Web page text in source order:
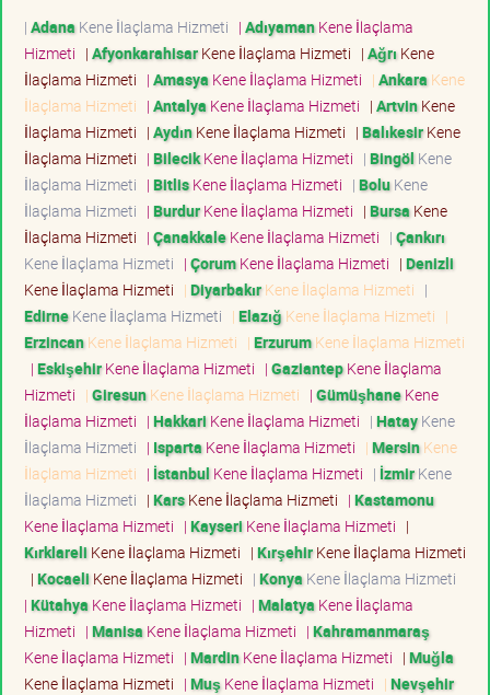
| Adana Kene İlaçlama Hizmeti | AdıyamanKene İlaçlama
Hizmeti | AfyonkarahisarKene İlaçlama Hizmeti | Ağrı Kene
İlaçlama Hizmeti | Amasya Kene İlaçlama Hizmeti | Ankara Kene
İlaçlama Hizmeti | Antalya Kene İlaçlama Hizmeti | ArtvinKene
İlaçlama Hizmeti | AydınKene İlaçlama Hizmeti | BalıkesirKene
İlaçlama Hizmeti | BilecikKene İlaçlama Hizmeti | Bingöl Kene
İlaçlama Hizmeti | BitlisKene İlaçlama Hizmeti | BoluKene
İlaçlama Hizmeti | BurdurKene İlaçlama Hizmeti | Bursa Kene
İlaçlama Hizmeti | ÇanakkaleKene İlaçlama Hizmeti | Çankırı
Kene İlaçlama Hizmeti | ÇorumKene İlaçlama Hizmeti | Denizli
Kene İlaçlama Hizmeti | DiyarbakırKene İlaçlama Hizmeti |
EdirneKene İlaçlama Hizmeti | Elazığ Kene İlaçlama Hizmeti |
ErzincanKene İlaçlama Hizmeti | ErzurumKene İlaçlama Hizmeti
| EskişehirKene İlaçlama Hizmeti | GaziantepKene İlaçlama
Hizmeti | GiresunKene İlaçlama Hizmeti | GümüşhaneKene
İlaçlama Hizmeti | Hakkari Kene İlaçlama Hizmeti | HatayKene
İlaçlama Hizmeti | Isparta Kene İlaçlama Hizmeti | MersinKene
İlaçlama Hizmeti | İstanbul Kene İlaçlama Hizmeti | İzmirKene
İlaçlama Hizmeti | KarsKene İlaçlama Hizmeti | Kastamonu
Kene İlaçlama Hizmeti | Kayseri Kene İlaçlama Hizmeti |
Kırklareli Kene İlaçlama Hizmeti | KırşehirKene İlaçlama Hizmeti
| Kocaeli Kene İlaçlama Hizmeti | Konya Kene İlaçlama Hizmeti
| Kütahya Kene İlaçlama Hizmeti | Malatya Kene İlaçlama
Hizmeti | Manisa Kene İlaçlama Hizmeti | Kahramanmaraş
Kene İlaçlama Hizmeti | MardinKene İlaçlama Hizmeti | Muğla
Kene İlaçlama Hizmeti | Muş Kene İlaçlama Hizmeti | Nevşehir